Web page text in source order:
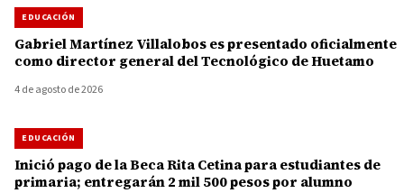
EDUCACIÓN
Gabriel Martínez Villalobos es presentado oficialmente
como director general del Tecnológico de Huetamo
4 de agosto de 2026
EDUCACIÓN
Inició pago de la Beca Rita Cetina para estudiantes de
primaria; entregarán 2 mil 500 pesos por alumno